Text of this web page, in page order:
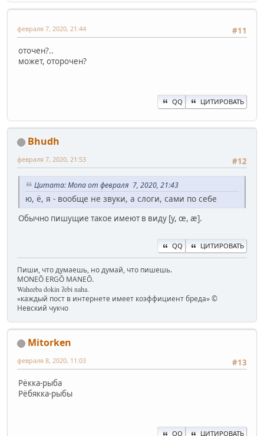
#11
февраля 7, 2020, 21:44
оточен?..
может, оторочен?
QQ ЦИТИРОВАТЬ
Bhudh
#12
февраля 7, 2020, 21:53
Цитата: Mona от февраля 7, 2020, 21:43
ю, ё, я - вообще не звуки, а слоги, сами по себе
Обычно пишущие такое имеют в виду [y, œ, æ].
QQ ЦИТИРОВАТЬ
Пиши, что думаешь, но думай, что пишешь.
MONEŌ ERGŌ MANEŌ.
Waheeba dokin ʔebi naha.
«каждый пост в интернете имеет коэффициент бреда» ©
Невский чукчо
Mitorken
#13
февраля 8, 2020, 11:03
Рёкка-рыба
Рёбякка-рыбы
QQ ЦИТИРОВАТЬ